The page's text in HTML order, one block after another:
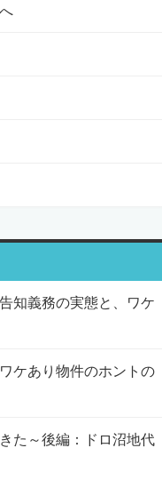
知義務の実態と、ワケ
ケあり物件のホントの
た～後編：ドロ沼地代